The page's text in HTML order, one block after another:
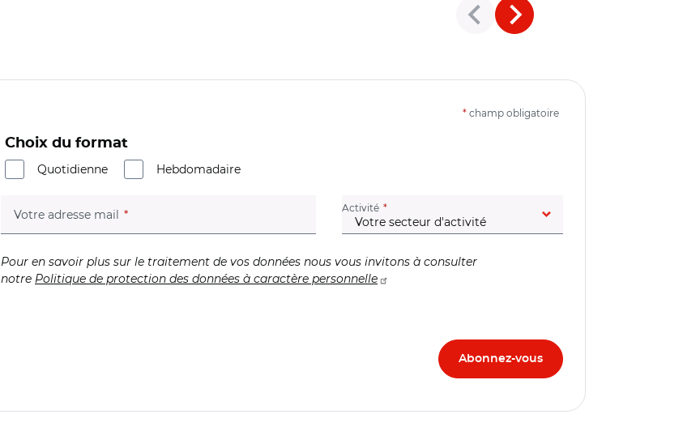
* champ obligatoire
Choix du format
Quotidienne
Hebdomadaire
Votre adresse mail (champ obligatoire) Activité (champ obligatoire)
Pour en savoir plus sur le traitement de vos données nous vous invitons à consulter
notre Politique de protection des données à caractère personnelle